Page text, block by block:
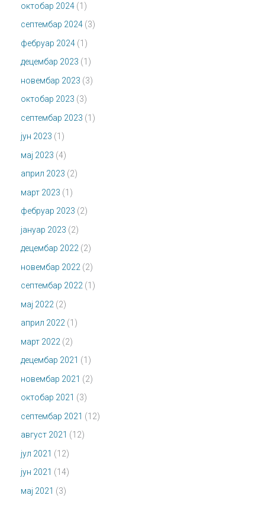
октобар 2024(1)
септембар 2024(3)
фебруар 2024(1)
децембар 2023 (1)
новембар 2023 (3)
октобар 2023 (3)
септембар 2023 (1)
јун 2023 (1)
мај 2023 (4)
април 2023 (2)
март 2023 (1)
фебруар 2023 (2)
јануар 2023 (2)
децембар 2022 (2)
новембар 2022 (2)
септембар 2022 (1)
мај 2022 (2)
април 2022 (1)
март 2022 (2)
децембар 2021 (1)
новембар 2021 (2)
октобар 2021 (3)
септембар 2021 (12)
август 2021 (12)
јул 2021 (12)
јун 2021 (14)
мај 2021 (3)